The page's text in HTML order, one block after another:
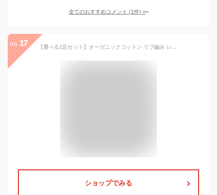
全てのおすすめコメント (1件) >
no. 17 【選べる2足セット】オーガニックコットン リブ編み レッグウォーマー ロング レディース メンズ 夏用 春夏 睡眠 薄手 締め付けない 温める 日本製 ゆったり 冷え サポーター あったかい ふくらはぎ おしゃれ かわいい 妊婦 寝る用 冷え性 レギンス風
ショップでみる